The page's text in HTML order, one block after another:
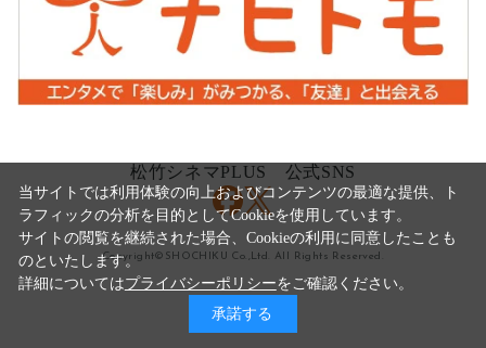
松竹シネマPLUS 公式SNS
Copyright©SHOCHIKU Co.,Ltd. All Rights Reserved.
当サイトでは利用体験の向上およびコンテンツの最適な提供、ト
ラフィックの分析を目的としてCookieを使用しています。
サイトの閲覧を継続された場合、Cookieの利用に同意したことも
のといたします。
詳細についてはプライバシーポリシーをご確認ください。
承諾する